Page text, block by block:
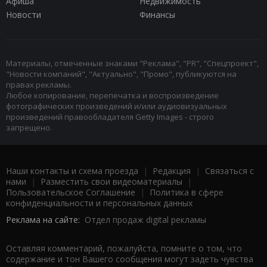
Новости
Финансы
Материалы, отмеченные знаками "Реклама", "PR", "Спецпроект",
"Новости компаний", "Актуально", "Промо", публикуются на
правах рекламы.
Любое копирование, перепечатка и воспроизведение
фотографических произведений и/или аудиовизуальных
произведений правообладателя Getty Images - строго
запрещено.
Наши контакты и схема проезда | Редакция | Связаться с
нами | Разместить свои видеоматериалы |
Пользовательское Соглашение |
Политика в сфере
конфиденциальности и персональных данных
Реклама на сайте: Отдел продаж digital рекламы
Оставляя комментарий, пожалуйста, помните о том, что
содержание и тон Вашего сообщения могут задеть чувства